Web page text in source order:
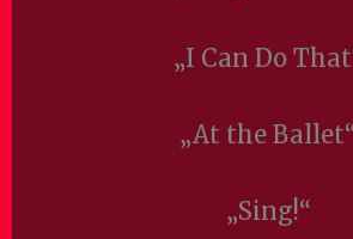
„I Can Do
„At the
„Sing!“